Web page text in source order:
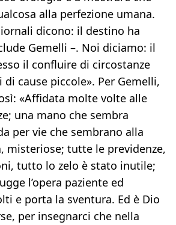
alla perfezione umana.
dicono: il destino ha
Gemelli –. Noi diciamo: il
il confluire di circostanze
cause piccole». Per Gemelli,
«Affidata molte volte alle
una mano che sembra
per vie che sembrano alla
misteriose; tutte le previdenze,
tutto lo zelo è stato inutile;
l’opera paziente ed
e porta la sventura. Ed è Dio
per insegnarci che nella